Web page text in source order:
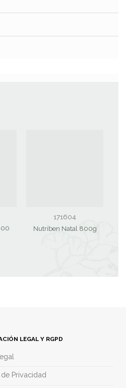
171604
Nutriben Natal 800g
LEGAL Y RGPD
Privacidad